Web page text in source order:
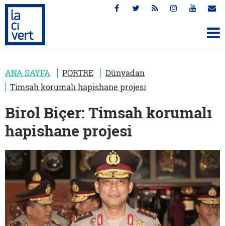
ANA SAYFA PORTRE
Dünyadan
Timsah korumalı hapishane projesi
Birol Biçer: Timsah korumalı
hapishane projesi